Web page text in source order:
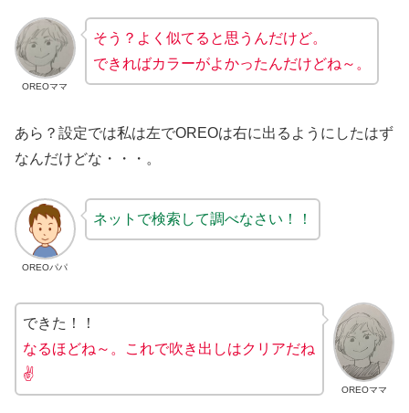
OREOママ
そう？よく似てると思うんだけど。
できればカラーがよかったんだけどね～。
あら？設定では私は左でOREOは右に出るようにしたはず
なんだけどな・・・。
OREOパパ
ネットで検索して調べなさい！！
OREOママ
できた！！
なるほどね～。これで吹き出しはクリアだね
✌